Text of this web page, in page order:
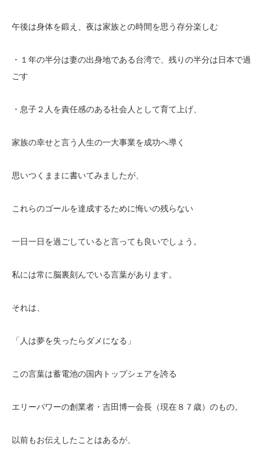
午後は身体を鍛え、夜は家族との時間を思う存分楽しむ
・１年の半分は妻の出身地である台湾で、残りの半分は日本で過
ごす
・息子２人を責任感のある社会人として育て上げ、
家族の幸せと言う人生の一大事業を成功へ導く
思いつくままに書いてみましたが、
これらのゴールを達成するために悔いの残らない
一日一日を過ごしていると言っても良いでしょう。
私には常に脳裏刻んでいる言葉があります。
それは、
「人は夢を失ったらダメになる」
この言葉は蓄電池の国内トップシェアを誇る
エリーパワーの創業者・吉田博一会長（現在８７歳）のもの。
以前もお伝えしたことはあるが、